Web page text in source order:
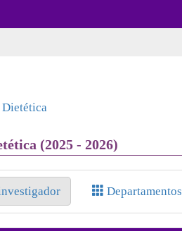
(2025 - 2026)
Departamentos